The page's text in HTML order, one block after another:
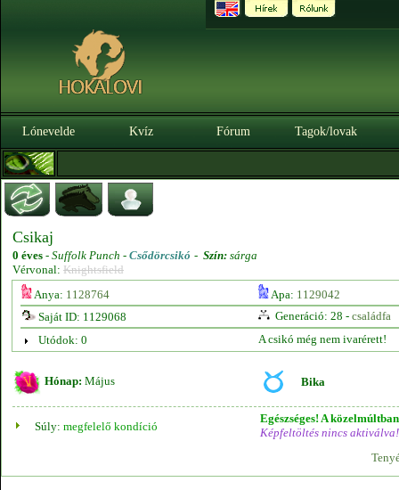
Lónevelde Kvíz Fórum Tagok/lovak
Csikaj
0 éves - Suffolk Punch - Csődörcsikó - Szín: sárga
Vérvonal: Knightsfield
Anya: 1128764 Apa: 1129042
Saját ID: 1129068
Generáció: 28 - családfa
Utódok: 0
A csikó még nem ivarérett!
Hónap: Május Bika
Súly: megfelelő kondíció
Egészséges! A
Képfeltöltés nincs aktiválva!